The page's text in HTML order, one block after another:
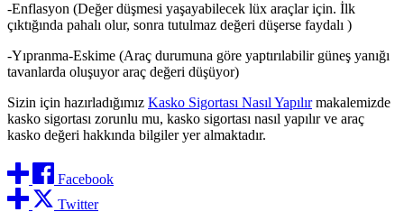
-Enflasyon (Değer düşmesi yaşayabilecek lüx araçlar için. İlk
çıktığında pahalı olur, sonra tutulmaz değeri düşerse faydalı )
-Yıpranma-Eskime (Araç durumuna göre yaptırılabilir güneş yanığı
tavanlarda oluşuyor araç değeri düşüyor)
Sizin için hazırladığımız Kasko Sigortası Nasıl Yapılırmakalemizde
kasko sigortası zorunlu mu, kasko sigortası nasıl yapılır ve araç
kasko değeri hakkında bilgiler yer almaktadır.
Facebook
Twitter